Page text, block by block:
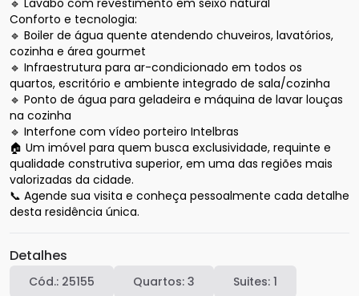
Conforto e tecnologia:
🔹 Boiler de água quente atendendo chuveiros, lavatórios,
cozinha e área gourmet
🔹 Infraestrutura para ar-condicionado em todos os
quartos, escritório e ambiente integrado de sala/cozinha
🔹 Ponto de água para geladeira e máquina de lavar louças
na cozinha
🔹 Interfone com vídeo porteiro Intelbras
🏠 Um imóvel para quem busca exclusividade, requinte e
qualidade construtiva superior, em uma das regiões mais
valorizadas da cidade.
📞 Agende sua visita e conheça pessoalmente cada detalhe
desta residência única.
Detalhes
Cód.: 25155 Quartos: 3 Suites: 1